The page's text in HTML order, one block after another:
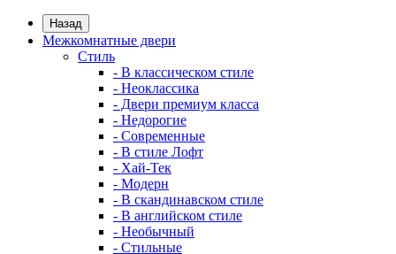
Назад
Межкомнатные двери
Стиль
- В классическом стиле
- Неоклассика
- Двери премиум класса
- Недорогие
- Современные
- В стиле Лофт
- Хай-Тек
- Модерн
- В скандинавском стиле
- В английском стиле
- Необычный
- Стильные